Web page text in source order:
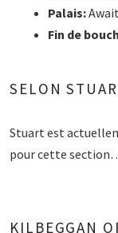
Palais:
Fin de
SELON
Stuart est
pour cette
KILBEGGAN